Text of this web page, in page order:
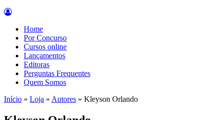
Home
Por Concurso
Cursos online
Lançamentos
Editoras
Perguntas Frequentes
Quem Somos
Início » Loja » Autores » Kleyson Orlando